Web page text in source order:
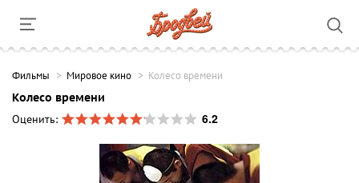
Фильмы Мировое кино Колесо времени
Колесо времени
Оценить:
6.2